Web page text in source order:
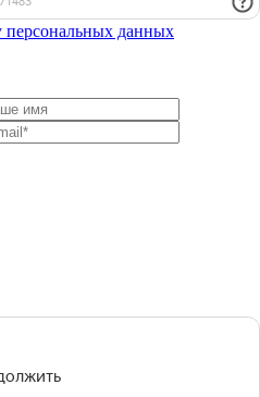
персональных данных